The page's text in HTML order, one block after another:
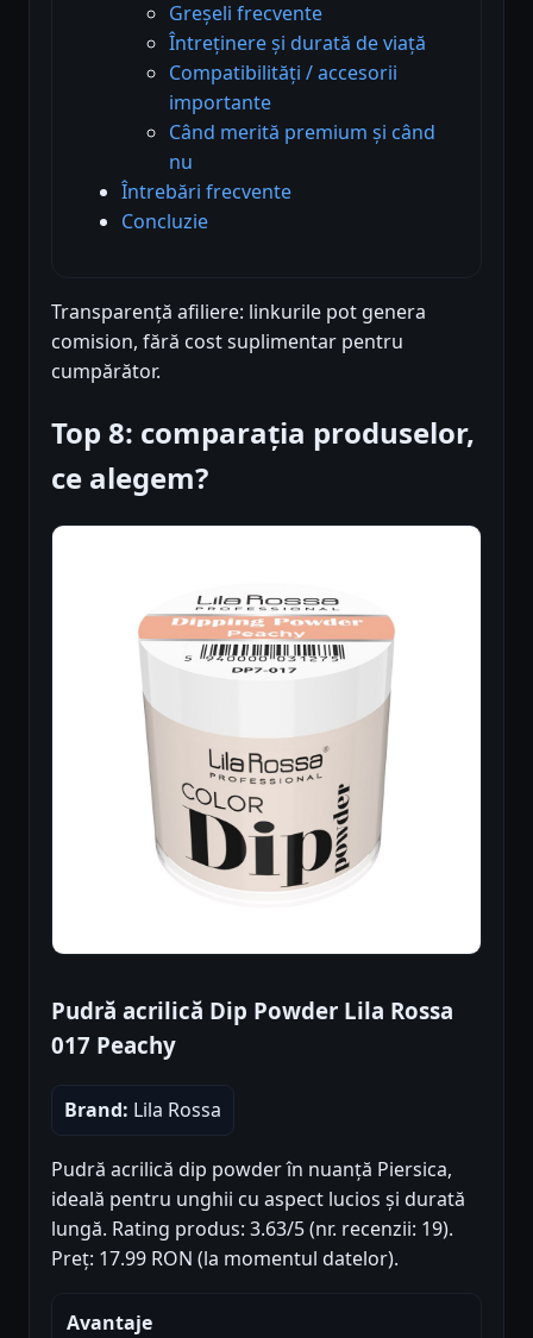
Greșeli frecvente
Întreținere și durată de viață
Compatibilități / accesorii
importante
Când merită premium și când
nu
Întrebări frecvente
Concluzie
Transparență afiliere: linkurile pot genera
comision, fără cost suplimentar pentru
cumpărător.
Top 8: comparația produselor,
ce alegem?
Pudră acrilică Dip Powder Lila Rossa
017 Peachy
Brand: Lila Rossa
Pudră acrilică dip powder în nuanță Piersica,
ideală pentru unghii cu aspect lucios și durată
lungă. Rating produs: 3.63/5 (nr. recenzii: 19).
Preț: 17.99 RON (la momentul datelor).
Avantaje